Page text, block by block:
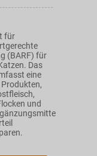
für
(BARF) für
Das
eine
und